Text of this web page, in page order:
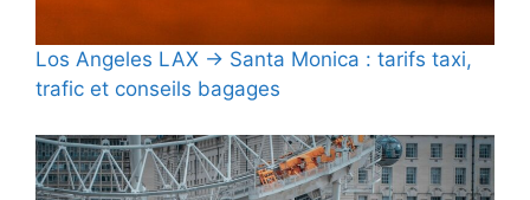
Los Angeles LAX → Santa Monica : tarifs taxi,
trafic et conseils bagages